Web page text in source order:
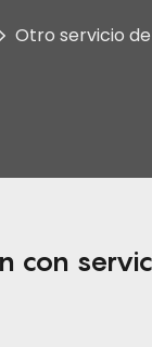
Otro servicio
con